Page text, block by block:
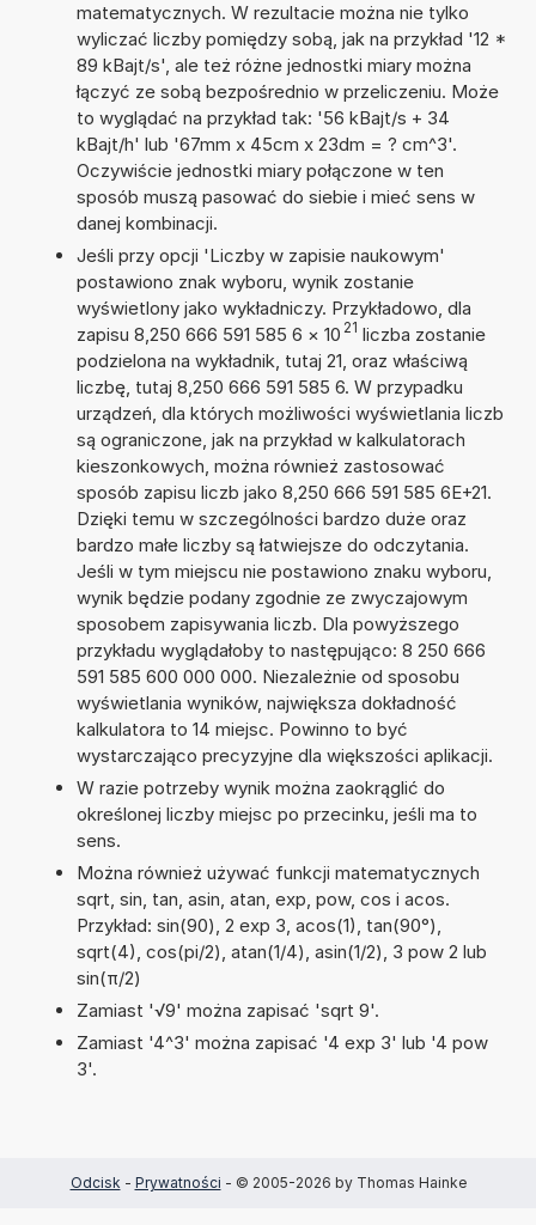
matematycznych. W rezultacie można nie tylko
wyliczać liczby pomiędzy sobą, jak na przykład '12 *
89 kBajt/s', ale też różne jednostki miary można
łączyć ze sobą bezpośrednio w przeliczeniu. Może
to wyglądać na przykład tak: '56 kBajt/s + 34
kBajt/h' lub '67mm x 45cm x 23dm = ? cm^3'.
Oczywiście jednostki miary połączone w ten
sposób muszą pasować do siebie i mieć sens w
danej kombinacji.
Jeśli przy opcji 'Liczby w zapisie naukowym'
postawiono znak wyboru, wynik zostanie
wyświetlony jako wykładniczy. Przykładowo, dla
zapisu 8,250 666 591 585 6 × 10 21 liczba zostanie
podzielona na wykładnik, tutaj 21, oraz właściwą
liczbę, tutaj 8,250 666 591 585 6. W przypadku
urządzeń, dla których możliwości wyświetlania liczb
są ograniczone, jak na przykład w kalkulatorach
kieszonkowych, można również zastosować
sposób zapisu liczb jako 8,250 666 591 585 6E+21.
Dzięki temu w szczególności bardzo duże oraz
bardzo małe liczby są łatwiejsze do odczytania.
Jeśli w tym miejscu nie postawiono znaku wyboru,
wynik będzie podany zgodnie ze zwyczajowym
sposobem zapisywania liczb. Dla powyższego
przykładu wyglądałoby to następująco: 8 250 666
591 585 600 000 000. Niezależnie od sposobu
wyświetlania wyników, największa dokładność
kalkulatora to 14 miejsc. Powinno to być
wystarczająco precyzyjne dla większości aplikacji.
W razie potrzeby wynik można zaokrąglić do
określonej liczby miejsc po przecinku, jeśli ma to
sens.
Można również używać funkcji matematycznych
sqrt, sin, tan, asin, atan, exp, pow, cos i acos.
Przykład: sin(90), 2 exp 3, acos(1), tan(90°),
sqrt(4), cos(pi/2), atan(1/4), asin(1/2), 3 pow 2 lub
sin(π/2)
Zamiast '√9' można zapisać 'sqrt 9'.
Zamiast '4^3' można zapisać '4 exp 3' lub '4 pow
3'.
Odcisk - Prywatności - © 2005-2026 by Thomas Hainke